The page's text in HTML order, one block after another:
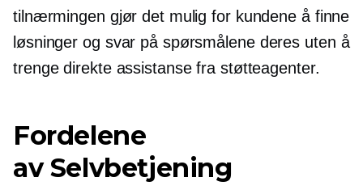
tilnærmingen gjør det mulig for kundene å finne
løsninger og svar på spørsmålene deres uten å
trenge direkte assistanse fra støtteagenter.
Fordelene
avSelvbetjening